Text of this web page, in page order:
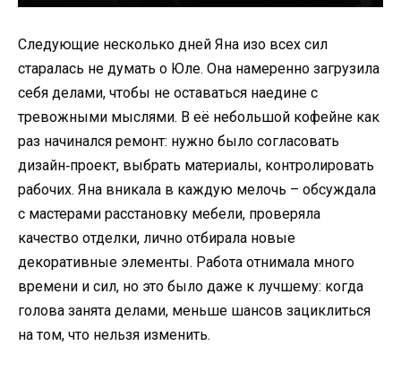
Следующие несколько дней Яна изо всех сил
старалась не думать о Юле. Она намеренно загрузила
себя делами, чтобы не оставаться наедине с
тревожными мыслями. В её небольшой кофейне как
раз начинался ремонт: нужно было согласовать
дизайн‑проект, выбрать материалы, контролировать
рабочих. Яна вникала в каждую мелочь – обсуждала
с мастерами расстановку мебели, проверяла
качество отделки, лично отбирала новые
декоративные элементы. Работа отнимала много
времени и сил, но это было даже к лучшему: когда
голова занята делами, меньше шансов зациклиться
на том, что нельзя изменить.